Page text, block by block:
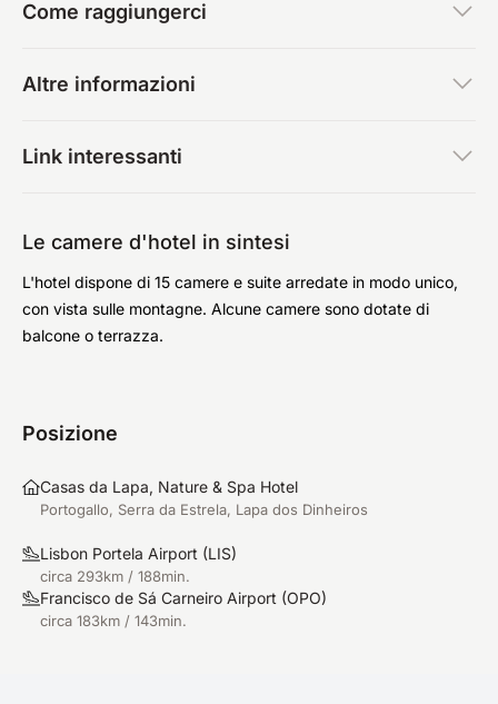
Come raggiungerci
Altre informazioni
Link interessanti
Le camere d'hotel in sintesi
L'hotel dispone di 15 camere e suite arredate in modo unico,
con vista sulle montagne. Alcune camere sono dotate di
balcone o terrazza.
Posizione
Casas da Lapa, Nature & Spa Hotel
Portogallo, Serra da Estrela, Lapa dos Dinheiros
Lisbon Portela Airport (LIS)
circa 293km / 188min.
Francisco de Sá Carneiro Airport (OPO)
circa 183km / 143min.